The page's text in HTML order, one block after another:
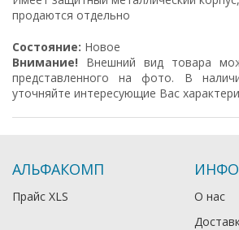
продаются отдельно
Состояние: Новое
Внимание! Внешний вид товара
представленного на фото. В
уточняйте интересующие Вас
АЛЬФАКОМП
Прайс XLS
О нас